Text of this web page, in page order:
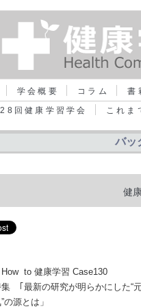
学会概要 コラム 書
回健康学習学会
これま
バッ
健
to 健康学習 Case130
集 ｢最新の研究が明らかにした“
の源とは」